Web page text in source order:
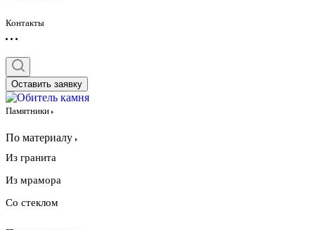
Контакты
Оставить заявку
Памятники
По материалу
Из гранита
Из мрамора
Со стеклом